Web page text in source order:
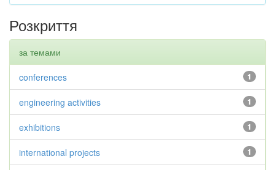
Розкриття
за темами
1
conferences
1
engineering activities
1
exhibitions
1
international projects